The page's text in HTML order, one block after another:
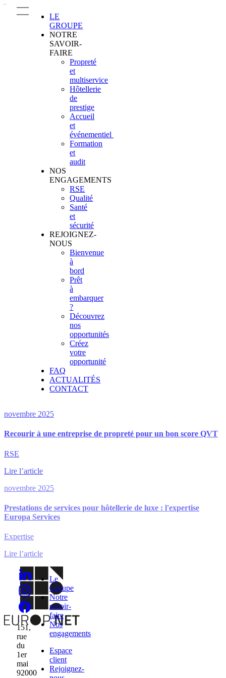
LE
GROUPE
NOTRE
SAVOIR-
FAIRE
Propreté
et
multiservice
Hôtellerie
de
prestige
Accueil
et
événementiel
Formation
et
audit
NOS
ENGAGEMENTS
RSE
Qualité
Santé
et
sécurité
REJOIGNEZ-
NOUS
Bienvenue
à
bord
Prêt
à
embarquer
?
Découvrez
nos
opportunités
Créez
votre
opportunité
FAQ
ACTUALITÉS
CONTACT
novembre 2025
Recourir à une entreprise de propreté pour un bon score QVT
RSE
Lire l’article
novembre 2025
Prestations de services pour hôtellerie de luxe : l'expertise
Europa Services
Expertise
Lire l’article
151,
rue
du
1er
mai
92000
Le
Groupe
Notre
savoir-
faire
Nos
engagements
Espace
client
Rejoignez-